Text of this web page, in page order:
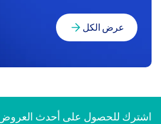
عرض الكل
اشترك للحصول على أحدث العروض